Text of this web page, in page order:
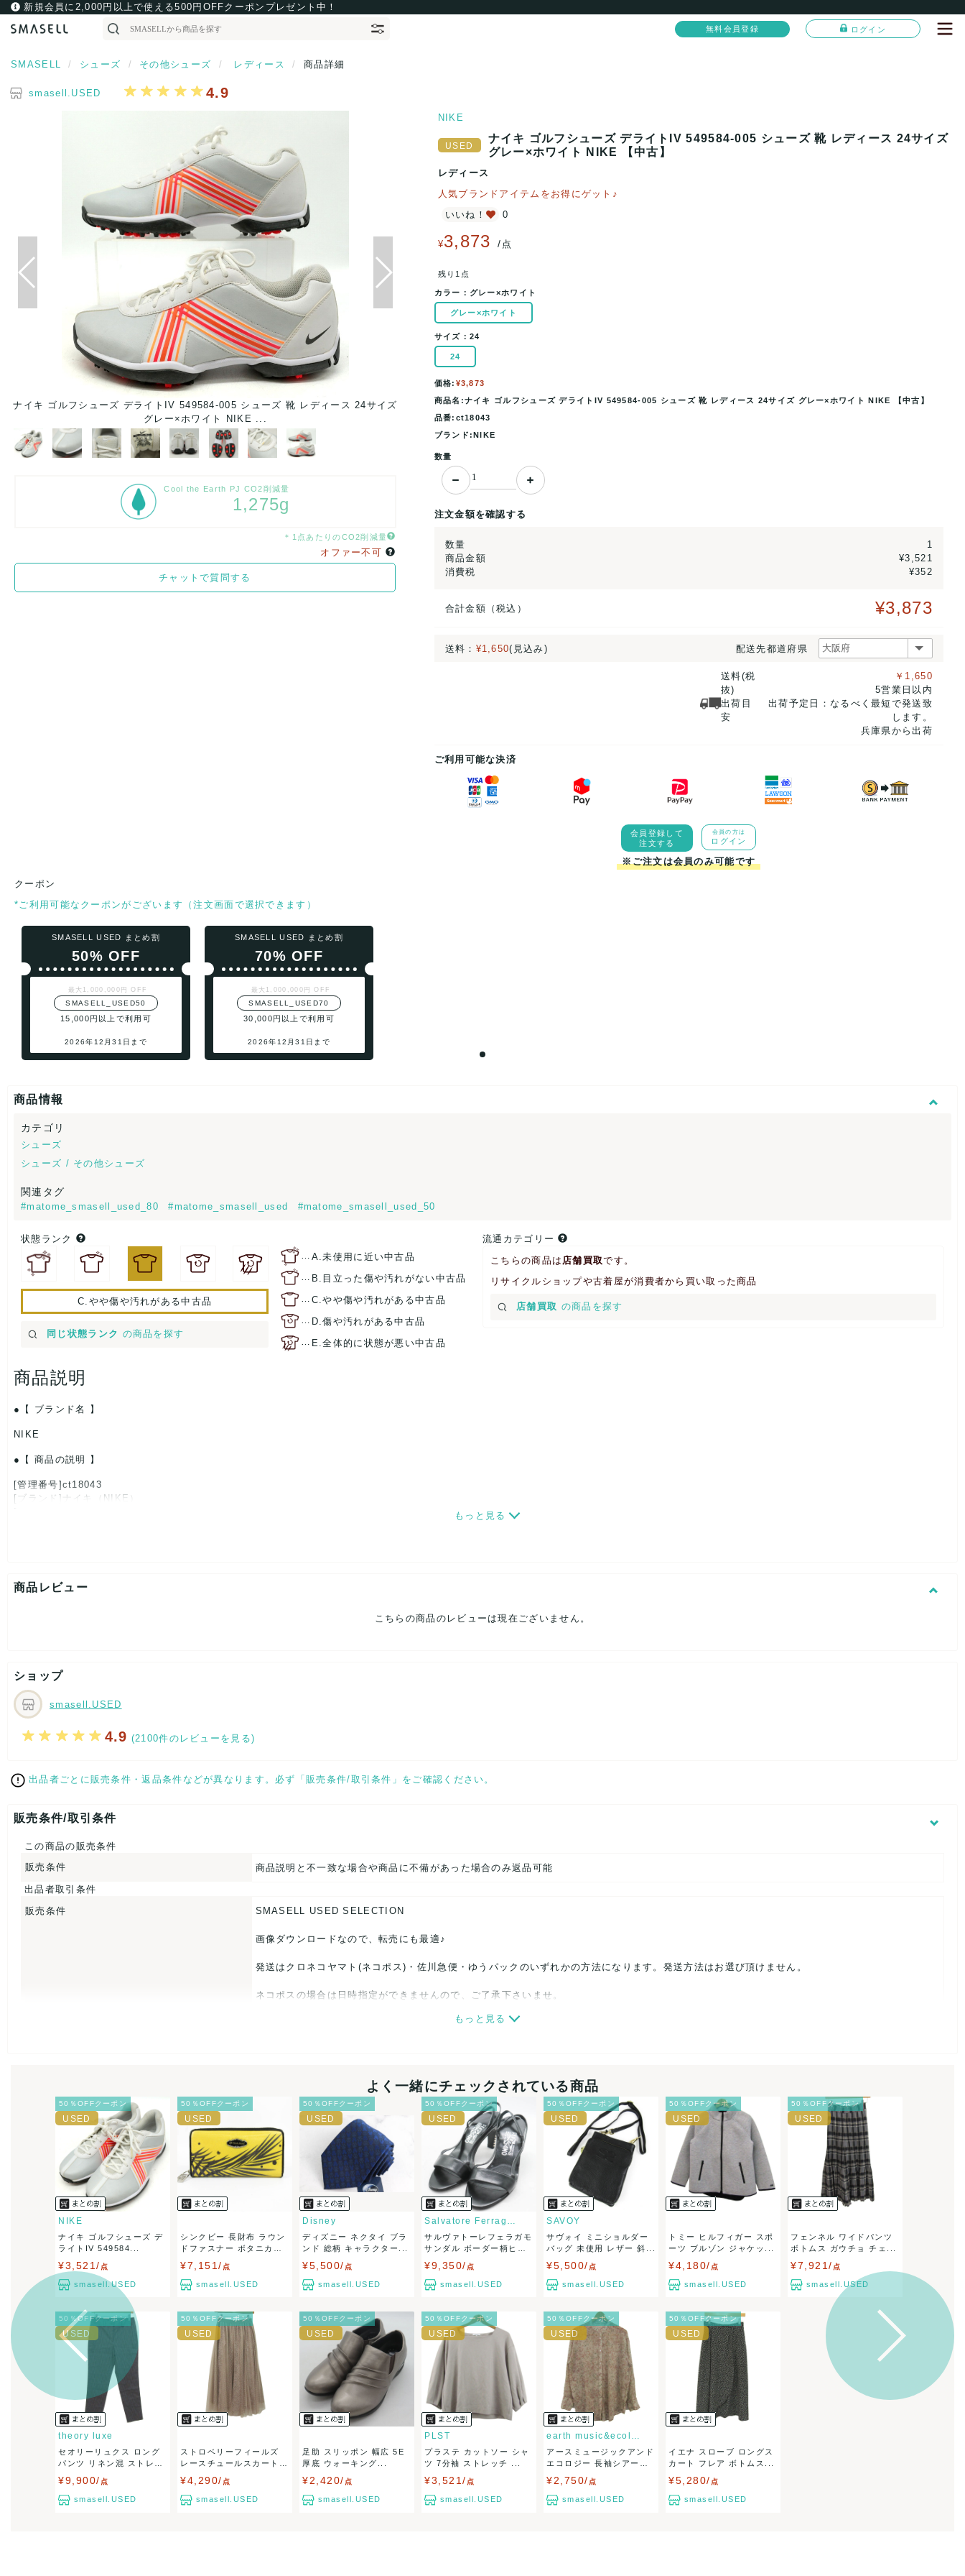
新規会員に2,000円以上で使える500円OFFクーポンプレゼント中！
無料会員登録 ログイン
SMASELL シューズ その他シューズ レディース 商品詳細
smasell.USED 4.9
ナイキ ゴルフシューズ デライトIV 549584-005 シューズ 靴 レディース 24サイズ
グレー×ホワイト NIKE ...
ナイキ ゴルフシューズ デライトIV 549584-005 シューズ 靴 レディース 24サイズ
ナイキ ゴルフシューズ デライトIV
Cool the Earth PJ CO2削減量
1,275g
＊1点あたりのCO2削減量
オファー不可
チャットで質問する
NIKE
ナイキ ゴルフシューズ デライトIV 549584-005 シューズ 靴 レディース 24サイズ
グレー×ホワイト NIKE 【中古】
レディース
人気ブランドアイテムをお得にゲット♪
いいね！
0
¥3,873 / 点
残り1点
カラー： グレー×ホワイト
グレー×ホワイト
サイズ： 24
24
価格: ¥3,873
商品名:ナイキ ゴルフシューズ デライトIV 549584-005 シューズ 靴 レディース 24サイズ グレー×ホワイト NIKE 【中古】
品番:ct18043
ブランド:NIKE
数量
注文金額を確認する
数量
1
商品金額
¥3,521
消費税
¥352
合計金額（税込） ¥3,873
送料： ¥1,650(見込み) 配送先都道府県
送料(税
抜)
出荷目
安
￥1,650
5営業日以内
出荷予定日：なるべく最短で発送致
します。
兵庫県から出荷
ご利用可能な決済
会員登録して
注文する
会員の方は
ログイン
※ご注文は会員のみ可能です
クーポン
*ご利用可能なクーポンがございます（注文画面で選択できます）
SMASELL USED まとめ割
50% OFF
最大1,000,000円 OFF
SMASELL_USED50
15,000円以上で利用可
2026年12月31日まで
SMASELL USED まとめ割
70% OFF
最大1,000,000円 OFF
SMASELL_USED70
30,000円以上で利用可
2026年12月31日まで
商品情報
カテゴリ
シューズ
シューズ / その他シューズ
関連タグ
#matome_smasell_used_80 #matome_smasell_used #matome_smasell_used_50
状態ランク
C.やや傷や汚れがある中古品
同じ状態ランク の商品を探す
… A.未使用に近い中古品
… B.目立った傷や汚れがない中古品
… C.やや傷や汚れがある中古品
… D.傷や汚れがある中古品
… E.全体的に状態が悪い中古品
流通カテゴリー
こちらの商品は 店舗買取です。
リサイクルショップや古着屋が消費者から買い取った商品
店舗買取 の商品を探す
商品説明
【 ブランド名 】
NIKE
【 商品の説明 】
[管理番号]ct18043
[ブランド]ナイキ（NIKE）
ヒール高：約2cm
筒丈：約7.5cm
こちらはUSED品になりますので、使用に伴い、
部分的に少々ダメージはございますが、
全体的には、まだまだご活躍頂けるお品になります。
ダメージはできる限り、撮影しておりますので、ご確認下さいませ。
[状態追記]部分的な汚れ有り
ヒール高：約2cm
【 商品札 】
なし
もっと見る
商品レビュー
こちらの商品のレビューは現在ございません。
ショップ
smasell.USED
4.9 (2100件のレビューを見る)
出品者ごとに販売条件・返品条件などが異なります。必ず「販売条件/取引条件」をご確認ください。
販売条件/取引条件
この商品の販売条件
販売条件
商品説明と不一致な場合や商品に不備があった場合のみ返品可能
出品者取引条件
販売条件
SMASELL USED SELECTION
画像ダウンロードなので、転売にも最適♪
発送はクロネコヤマト(ネコポス)・佐川急便・ゆうパックのいずれかの方法になります。発送方法はお選び頂けません。
ネコポスの場合は日時指定ができませんので、ご了承下さいませ。
USED品に関しましては、見る方によって状態の価値観が異なりますので、トラブルを避けるため、神経質な方や完璧な商品を求められる方は御購
また商品には細心の注意をはらっておりますが、何かございましたら、レビュー記載前に必ずコメント欄よりご連絡お願い致します。対応できるこ
とがあれば、誠意をもって対応致します。
また並行輸入品もございますので、真贋方法などお答えできない場合もございます。
万が一、購入後に偽造品等が発覚しましたら、返品・返金にて対応致しますので、ご連絡お願い致します。
決済方法 クレジットカード、メルペイ、銀行振込、PayPay、コンビニ払い
送料： ¥1,650 (見込み)
送料表を確認する
出荷目安：5営業日以内
出荷予定日：なるべく最短で発送致します。
兵庫県から出荷
もっと見る
よく一緒にチェックされている商品
50％OFFクーポン
NIKE
ナイキ ゴルフシューズ デ
ライトIV 549584...
¥3,521/ 点
smasell.USED
50％OFFクーポン
シンクビー 長財布 ラウン
ドファスナー ボタニカ
¥7,151/ 点
smasell.USED
50％OFFクーポン
Disney
ディズニー ネクタイ ブラ
ンド 総柄 キャラクター...
¥5,500/ 点
smasell.USED
50％OFFクーポン
サルヴァトーレフェラガモ
サンダル ボーダー柄ヒ
¥9,350/ 点
smasell.USED
50％OFFクーポン
SAVOY
サヴォイ ミニショルダー
バッグ 未使用 レザー 斜...
¥5,500/ 点
smasell.USED
50％OFFクーポン
トミー ヒルフィガー スポ
ーツ ブルゾン ジャケッ...
¥4,180/ 点
smasell.USED
50％OFFクーポン
フェンネル ワイドパンツ
ボトムス ガウチョ チェ...
¥7,921/ 点
smasell.USED
50％OFFクーポン
theory luxe
セオリーリュクス ロング
パンツ リネン混 ストレ
¥9,900/ 点
smasell.USED
50％OFFクーポン
ストロベリーフィールズ
レースチュールスカート
¥4,290/ 点
smasell.USED
50％OFFクーポン
足助 スリッポン 幅広 5E
厚底 ウォーキング...
¥2,420/ 点
smasell.USED
50％OFFクーポン
PLST
プラステ カットソー シャ
ツ 7分袖 ストレッチ ...
¥3,521/ 点
smasell.USED
50％OFFクーポン
earth music&ecology
アースミュージックアンド
エコロジー 長袖シアーシ
¥2,750/ 点
smasell.USED
50％OFFクーポン
イエナ スローブ ロングス
カート フレア ボトムス...
¥5,280/ 点
smasell.USED